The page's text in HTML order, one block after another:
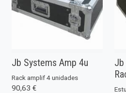
Jb Systems Amp 4u
Rack amplif 4 unidades
90,63 €